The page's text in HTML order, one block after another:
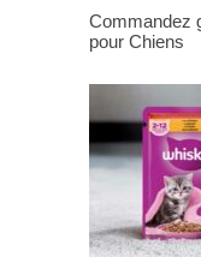
Commandez
pour Chiens